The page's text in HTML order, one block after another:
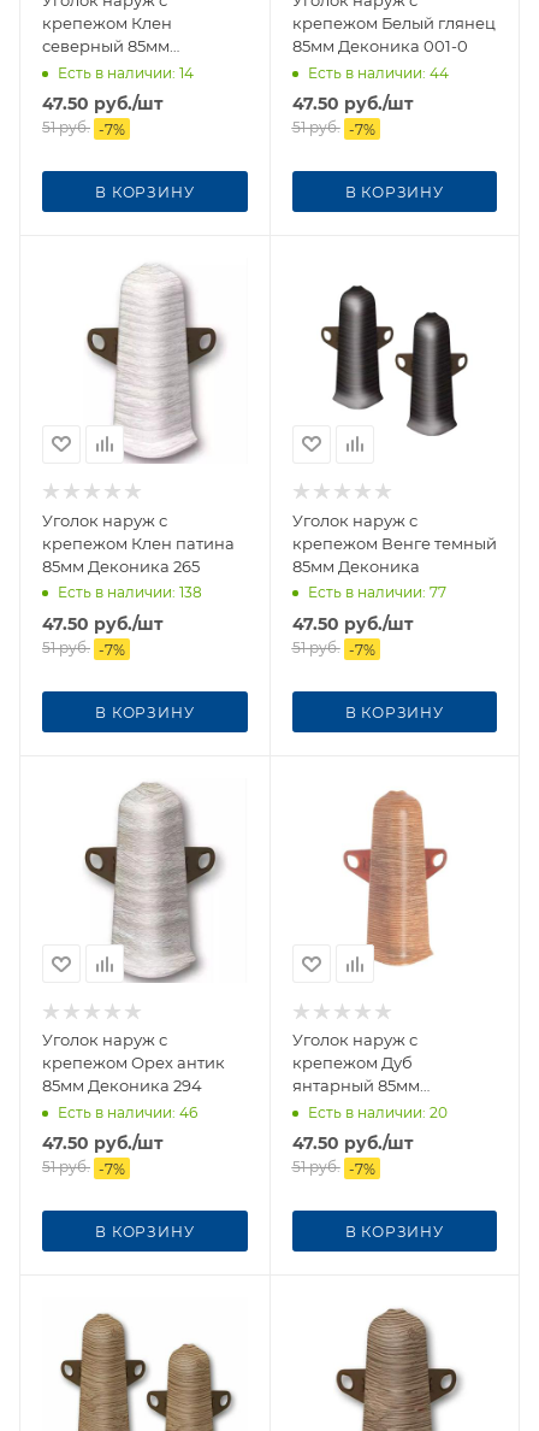
крепежом Клен
северный 85мм
Деконика нп
Есть в наличии: 14
47.50 руб./шт
51руб. -7%
В КОРЗИНУ
крепежом Белый глянец
85мм Деконика 001-0
Есть в наличии: 44
47.50 руб./шт
51руб. -7%
В КОРЗИНУ
Уголок наруж с
крепежом Клен патина
85мм Деконика 265
Есть в наличии: 138
47.50 руб./шт
51руб. -7%
В КОРЗИНУ
Уголок наруж с
крепежом Венге темный
85мм Деконика
Есть в наличии: 77
47.50 руб./шт
51руб. -7%
В КОРЗИНУ
Уголок наруж с
крепежом Орех антик
85мм Деконика 294
Есть в наличии: 46
47.50 руб./шт
51руб. -7%
В КОРЗИНУ
Уголок наруж с
крепежом Дуб
янтарный 85мм
Деконика
Есть в наличии: 20
47.50 руб./шт
51руб. -7%
В КОРЗИНУ